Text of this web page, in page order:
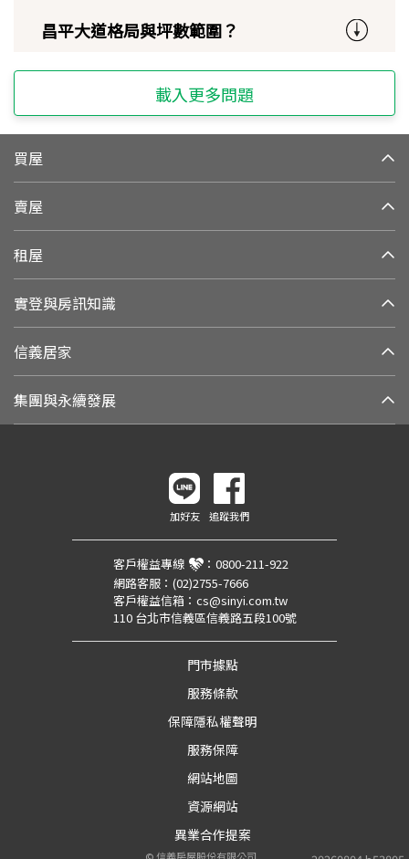
昌平大道格局與坪數範圍？
載入更多問題
買屋
賣屋
租屋
實登與房訊知識
信義居家
集團與永續發展
加好友 追蹤我們
客戶權益專線 ： 0800-211-922
網路客服： (02)2755-7666
客戶權益信箱： cs@sinyi.com.tw
110 台北市信義區信義路五段100號
門市據點
服務條款
保障隱私權聲明
服務保障
網站地圖
資源網站
異業合作提案
©信義房屋股份有限公司